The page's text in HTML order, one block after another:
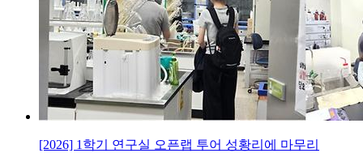
[2026] 1학기 연구실 오픈랩 투어 성황리에 마무리